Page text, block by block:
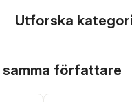
Utforska
författare